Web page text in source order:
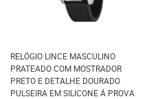
RELÓGIO LINCE MASCULINO
PRATEADO COM MOSTRADOR
PRETO E DETALHE DOURADO
PULSEIRA EM SILICONE Á PROVA